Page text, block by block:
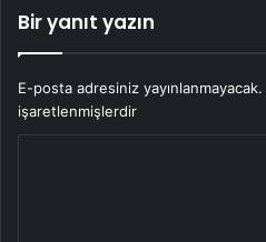
Bir yanıt yazın
E-posta adresiniz yayınlanmayacak.
işaretlenmişlerdir